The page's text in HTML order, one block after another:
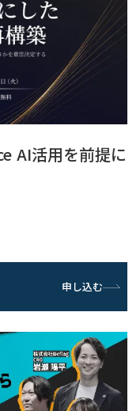
AI活用を前提に
申し込む